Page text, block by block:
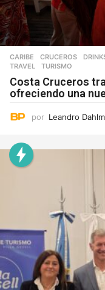
CARIBE ,CRUCEROS ,
TRAVEL
,TURISMO
Costa Cruceros
ofreciendo una
por Leandro